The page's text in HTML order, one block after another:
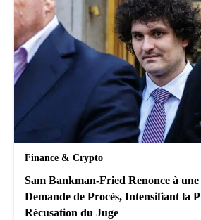
Finance & Crypto
Sam Bankman-Fried Renonce à
Demande de Procès, Intensifiant la
Récusation du Juge